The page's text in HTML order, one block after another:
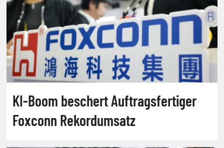
KI-Boom beschert Auftragsfertiger
Foxconn Rekordumsatz